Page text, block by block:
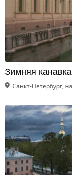
Зимняя канавка
Санкт-Петербург,